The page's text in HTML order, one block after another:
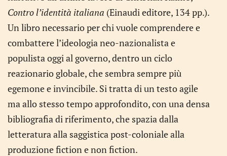
Contro l’identità italiana (Einaudi editore, 134 pp.).
Un libro necessario per chi vuole comprendere e
combattere l’ideologia neo-nazionalista e
populista oggi al governo, dentro un ciclo
reazionario globale, che sembra sempre più
egemone e invincibile. Si tratta di un testo agile
ma allo stesso tempo approfondito, con una densa
bibliografia di riferimento, che spazia dalla
letteratura alla saggistica post-coloniale alla
produzione fiction e non fiction.